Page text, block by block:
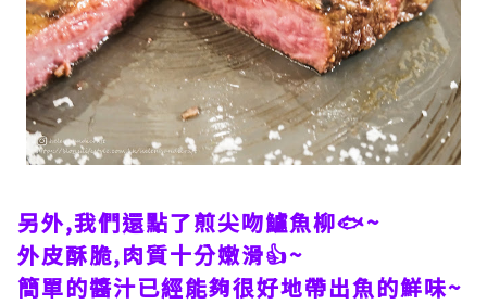
另外,我們還點了煎尖吻鱸魚柳🐟~
外皮酥脆,肉質十分嫩滑👍~
簡單的醬汁已經能夠很好地帶出魚的鮮味~